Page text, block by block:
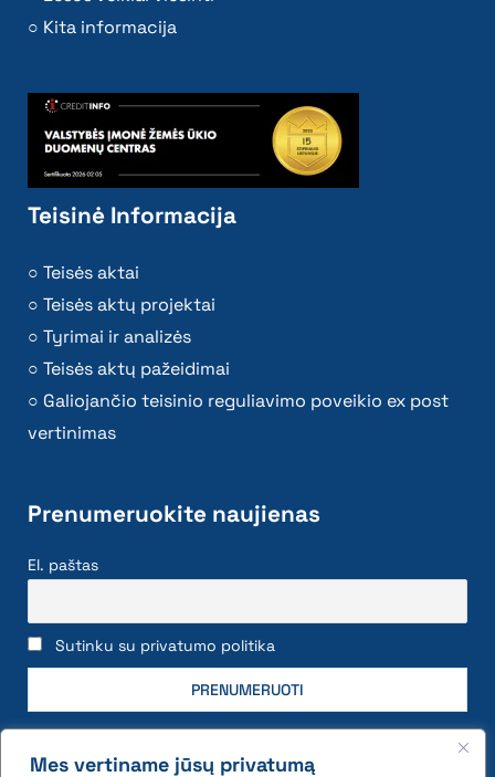
Mes vertiname jūsų privatumą
Kita informacija
Teisinė Informacija
Teisės aktai
Teisės aktų projektai
Tyrimai ir analizės
Teisės aktų pažeidimai
Galiojančio teisinio reguliavimo poveikio ex post
vertinimas
Prenumeruokite naujienas
El. paštas
Sutinku su privatumo politika